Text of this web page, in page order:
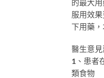
的最大
服用效
下用藥
醫生意見
1、患者
類食物